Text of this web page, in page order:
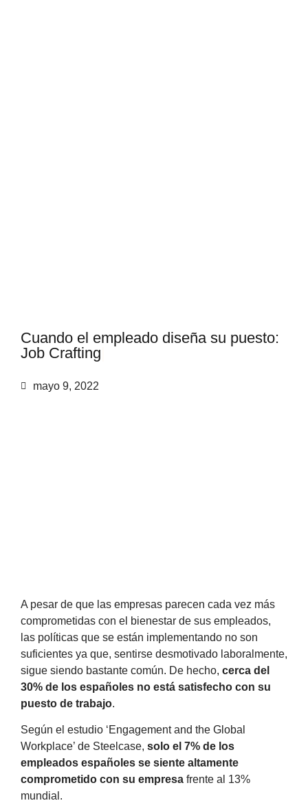
Cuando el empleado diseña su puesto:
Job Crafting
mayo 9, 2022
A pesar de que las empresas parecen cada vez más
comprometidas con el bienestar de sus empleados,
las políticas que se están implementando no son
suficientes ya que, sentirse desmotivado laboralmente,
sigue siendo bastante común. De hecho, cerca del
30% de los españoles no está satisfecho con su
puesto de trabajo.
Según el estudio ‘Engagement and the Global
Workplace’ de Steelcase, solo el 7% de los
empleados españoles se siente altamente
comprometido con su empresa frente al 13%
mundial.